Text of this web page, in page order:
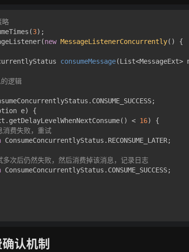
略
3);
new MessageListenerConcurrently() {
consumeMessage(List<MessageExt>
逻辑
e) {
< 16) {
费失败，重试
ConsumeConcurrentlyStatus.RECONSUME_LATER;
次后仍然失败，然后消费掉该消息，记录日志
ConsumeConcurrentlyStatus.CONSUME_SUCCESS;
认机制